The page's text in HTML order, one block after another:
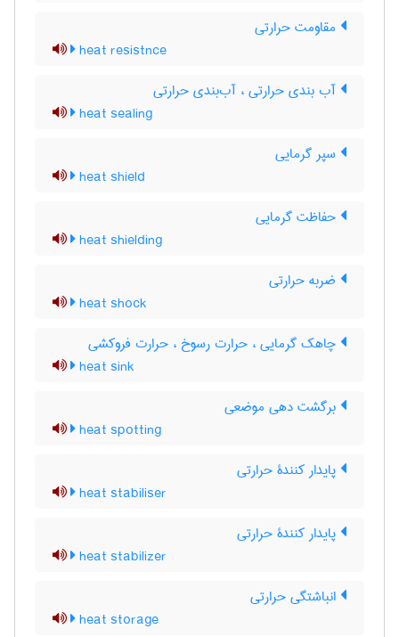
مقاومت حرارتی
heat resistnce
آب بندی حرارتی ، آب‌بندی حرارتی
heat sealing
سپر گرمایی
heat shield
حفاظت گرمایی
heat shielding
ضربه حرارتی
heat shock
چاهک گرمایی ، حرارت رسوخ ، حرارت فروکشی
heat sink
برگشت دهی موضعی
heat spotting
پایدار کنندۀ حرارتی
heat stabiliser
پایدار کنندۀ حرارتی
heat stabilizer
انباشتگی حرارتی
heat storage